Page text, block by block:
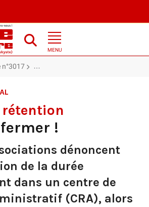
MENU
n°3017 Centres de rétention : il faut les
rétention
!
dénoncent
de la durée
dans un centre de
(CRA), alors